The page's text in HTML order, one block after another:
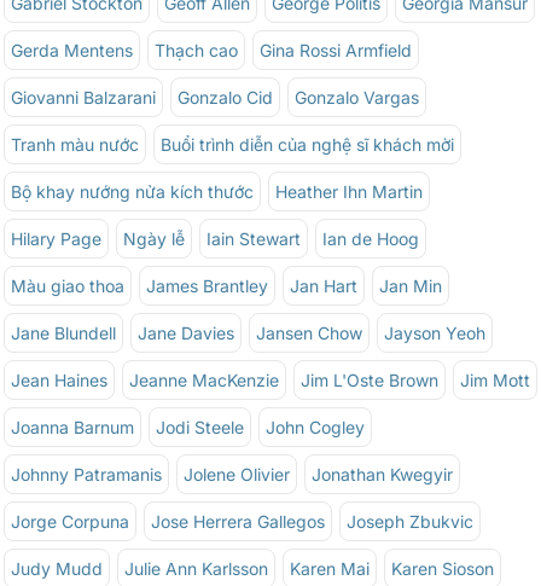
Gerda Mentens Thạch cao Gina Rossi Armfield
Giovanni Balzarani Gonzalo Cid Gonzalo Vargas
Tranh màu nước Buổi trình diễn của nghệ sĩ khách mời
Bộ khay nướng nửa kích thước Heather Ihn Martin
Hilary Page Ngày lễ Iain Stewart Ian de Hoog
Màu giao thoa James Brantley Jan Hart Jan Min
Jane Blundell Jane Davies Jansen Chow Jayson Yeoh
Jean Haines Jeanne MacKenzie Jim L'Oste Brown Jim Mott
Joanna Barnum Jodi Steele John Cogley
Johnny Patramanis Jolene Olivier Jonathan Kwegyir
Jorge Corpuna Jose Herrera Gallegos Joseph Zbukvic
Judy Mudd Julie Ann Karlsson Karen Mai Karen Sioson